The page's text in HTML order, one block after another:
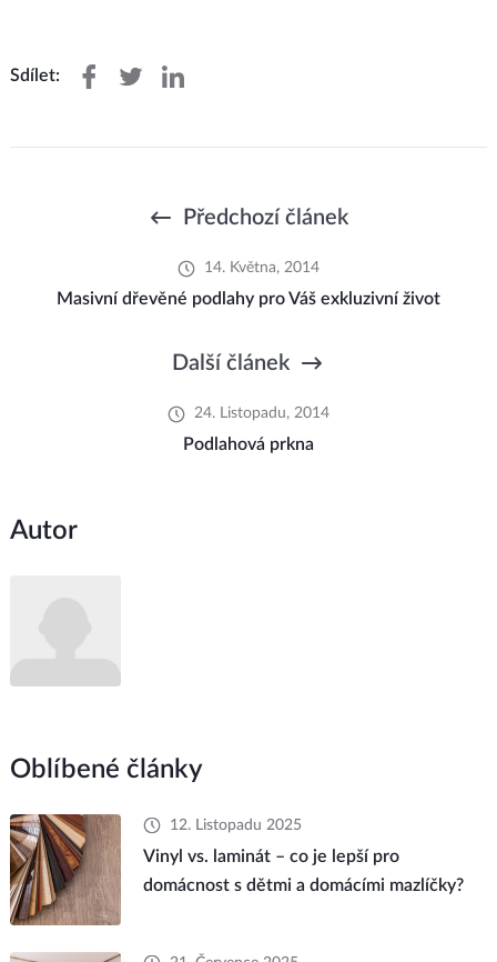
Sdílet:
Předchozí článek
14. Května, 2014
Masivní dřevěné podlahy pro Váš exkluzivní život
Další článek
24. Listopadu, 2014
Podlahová prkna
Autor
Oblíbené články
12. Listopadu 2025
Vinyl vs. laminát – co je lepší pro
domácnost s dětmi a domácími mazlíčky?